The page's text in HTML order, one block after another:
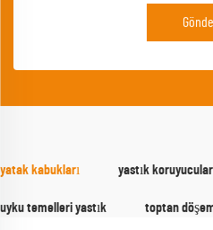
yatak kabukları yastık
uyku temelleri yastık toptan